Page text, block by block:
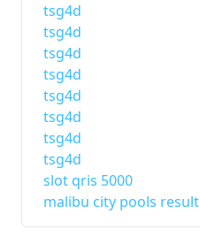
tsg4d
tsg4d
tsg4d
tsg4d
tsg4d
tsg4d
tsg4d
tsg4d
slot qris 5000
malibu city pools result